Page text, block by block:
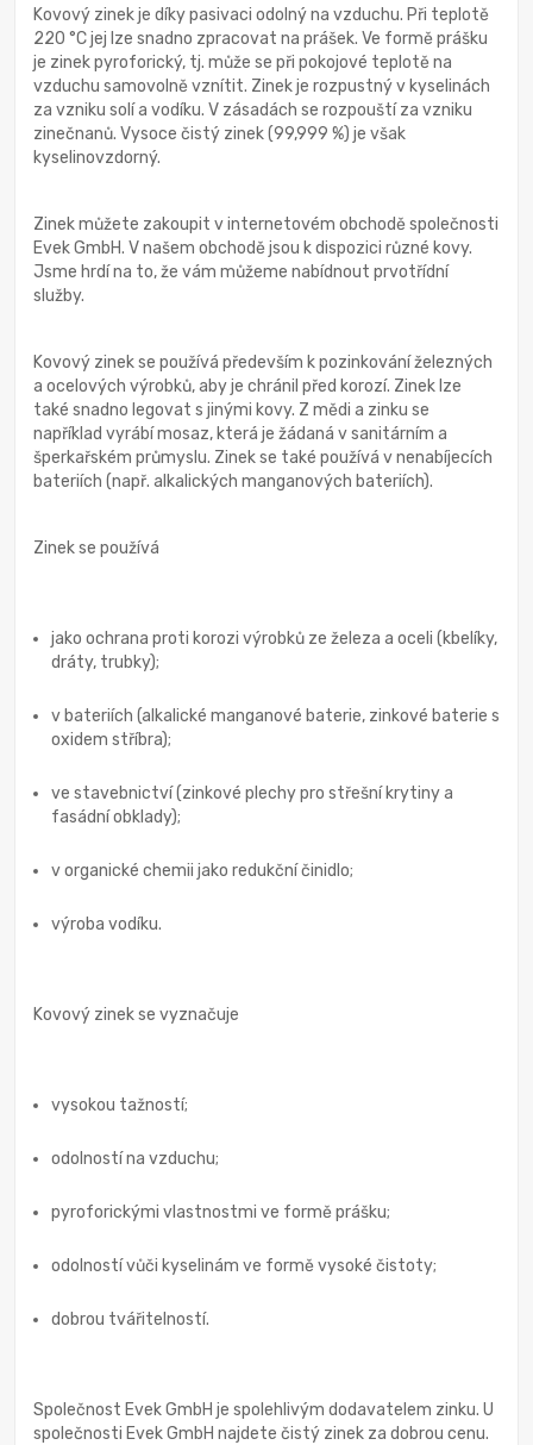
Kovový zinek je díky pasivaci odolný na vzduchu. Při teplotě
220 °C jej lze snadno zpracovat na prášek. Ve formě prášku
je zinek pyroforický, tj. může se při pokojové teplotě na
vzduchu samovolně vznítit. Zinek je rozpustný v kyselinách
za vzniku solí a vodíku. V zásadách se rozpouští za vzniku
zinečnanů. Vysoce čistý zinek (99,999 %) je však
kyselinovzdorný.
Zinek můžete zakoupit v internetovém obchodě společnosti
Evek GmbH. V našem obchodě jsou k dispozici různé kovy.
Jsme hrdí na to, že vám můžeme nabídnout prvotřídní
služby.
Kovový zinek se používá především k pozinkování železných
a ocelových výrobků, aby je chránil před korozí. Zinek lze
také snadno legovat s jinými kovy. Z mědi a zinku se
například vyrábí mosaz, která je žádaná v sanitárním a
šperkařském průmyslu. Zinek se také používá v nenabíjecích
bateriích (např. alkalických manganových bateriích).
Zinek se používá
jako ochrana proti korozi výrobků ze železa a oceli (kbelíky,
dráty, trubky);
v bateriích (alkalické manganové baterie, zinkové baterie s
oxidem stříbra);
ve stavebnictví (zinkové plechy pro střešní krytiny a
fasádní obklady);
v organické chemii jako redukční činidlo;
výroba vodíku.
Kovový zinek se vyznačuje
vysokou tažností;
odolností na vzduchu;
pyroforickými vlastnostmi ve formě prášku;
odolností vůči kyselinám ve formě vysoké čistoty;
dobrou tvářitelností.
Společnost Evek GmbH je spolehlivým dodavatelem zinku. U
společnosti Evek GmbH najdete čistý zinek za dobrou cenu.